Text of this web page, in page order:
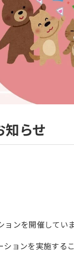
知らせ
ンを開催していま
ョンを実施する